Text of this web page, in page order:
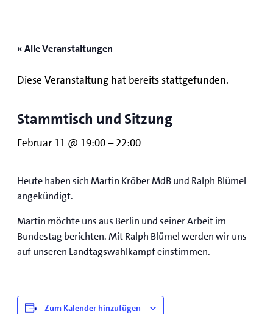
« Alle Veranstaltungen
Diese Veranstaltung hat bereits stattgefunden.
Stammtisch und Sitzung
Februar 11 @ 19:00–22:00
Heute haben sich Martin Kröber MdB und Ralph Blümel
angekündigt.
Martin möchte uns aus Berlin und seiner Arbeit im
Bundestag berichten. Mit Ralph Blümel werden wir uns
auf unseren Landtagswahlkampf einstimmen.
Zum Kalender hinzufügen